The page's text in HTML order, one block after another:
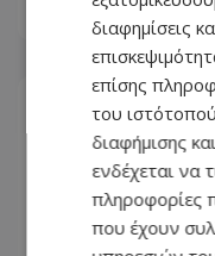
08.08.2026 - 15:03
διαφημίσεις
επίσης
του
διαφήμισης
ενδέχεται να
πληροφορίες
που έχουν